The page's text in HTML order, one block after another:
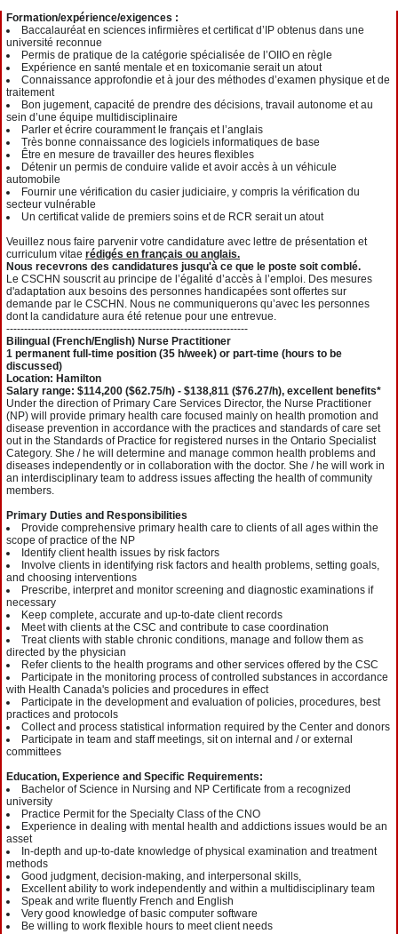
Formation/expérience/exigences :
Baccalauréat en sciences infirmières et certificat d’IP obtenus dans une
université reconnue
Permis de pratique de la catégorie spécialisée de l’OIIO en règle
Expérience en santé mentale et en toxicomanie serait un atout
Connaissance approfondie et à jour des méthodes d’examen physique et de
traitement
Bon jugement, capacité de prendre des décisions, travail autonome et au
sein d’une équipe multidisciplinaire
Parler et écrire couramment le français et l’anglais
Très bonne connaissance des logiciels informatiques de base
Être en mesure de travailler des heures flexibles
Détenir un permis de conduire valide et avoir accès à un véhicule
automobile
Fournir une vérification du casier judiciaire, y compris la vérification du
secteur vulnérable
Un certificat valide de premiers soins et de RCR serait un atout
Veuillez nous faire parvenir votre candidature avec lettre de présentation et
curriculum vitae rédigés en français ou anglais.
Nous recevrons des candidatures jusqu'à ce que le poste soit comblé.
Le CSCHN souscrit au principe de l’égalité d’accès à l’emploi. Des mesures
d'adaptation aux besoins des personnes handicapées sont offertes sur
demande par le CSCHN. Nous ne communiquerons qu’avec les personnes
dont la candidature aura été retenue pour une entrevue.
--------------------------------------------------------------------
Bilingual (French/English) Nurse Practitioner
1 permanent full‐time position (35 h/week) or part-time (hours to be
discussed)
Location: Hamilton
Salary range: $114,200 ($62.75/h) ‐ $138,811 ($76.27/h), excellent benefits*
Under the direction of Primary Care Services Director, the Nurse Practitioner
(NP) will provide primary health care focused mainly on health promotion and
disease prevention in accordance with the practices and standards of care set
out in the Standards of Practice for registered nurses in the Ontario Specialist
Category. She / he will determine and manage common health problems and
diseases independently or in collaboration with the doctor. She / he will work in
an interdisciplinary team to address issues affecting the health of community
members.
Primary Duties and Responsibilities
Provide comprehensive primary health care to clients of all ages within the
scope of practice of the NP
Identify client health issues by risk factors
Involve clients in identifying risk factors and health problems, setting goals,
and choosing interventions
Prescribe, interpret and monitor screening and diagnostic examinations if
necessary
Keep complete, accurate and up‐to‐date client records
Meet with clients at the CSC and contribute to case coordination
Treat clients with stable chronic conditions, manage and follow them as
directed by the physician
Refer clients to the health programs and other services offered by the CSC
Participate in the monitoring process of controlled substances in accordance
with Health Canada's policies and procedures in effect
Participate in the development and evaluation of policies, procedures, best
practices and protocols
Collect and process statistical information required by the Center and donors
Participate in team and staff meetings, sit on internal and / or external
committees
Education, Experience and Specific Requirements:
Bachelor of Science in Nursing and NP Certificate from a recognized
university
Practice Permit for the Specialty Class of the CNO
Experience in dealing with mental health and addictions issues would be an
asset
In‐depth and up‐to‐date knowledge of physical examination and treatment
methods
Good judgment, decision‐making, and interpersonal skills,
Excellent ability to work independently and within a multidisciplinary team
Speak and write fluently French and English
Very good knowledge of basic computer software
Be willing to work flexible hours to meet client needs